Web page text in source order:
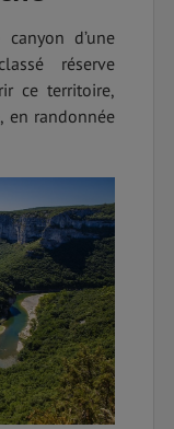
canyon d’une
réserve
ce territoire,
en randonnée